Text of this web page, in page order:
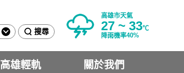
搜尋
高雄市天氣
27 ~ 33℃
降雨機率40%
高雄輕軌 關於我們